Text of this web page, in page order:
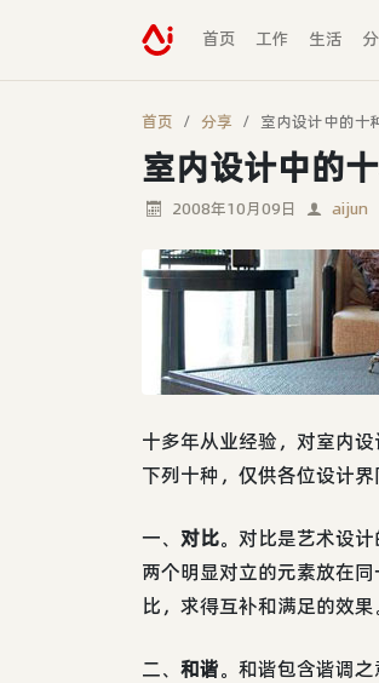
首页 工作 生活
首页 分享 室内设计中的十
室内设计中的
2008年10月09日 aijun
十多年从业经验，对室内
下列十种，仅供各位设计界
一、 对比。对比是艺术设
两个明显对立的元素放在
比，求得互补和满足的效果
二、 和谐。和谐包含谐调